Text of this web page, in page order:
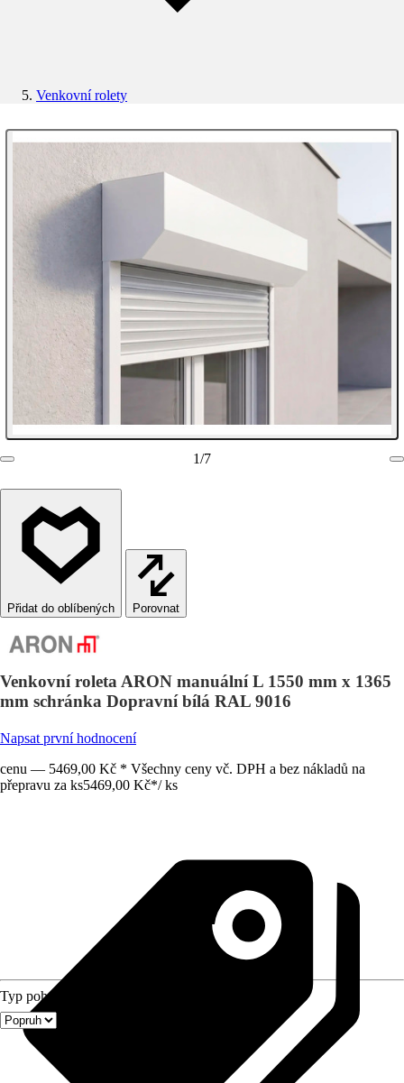
Venkovní rolety
1/7
Porovnat
Venkovní roleta ARON manuální L 1550 mm x 1365
mm schránka Dopravní bílá RAL 9016
Napsat první hodnocení
cenu — 5469,00 Kč * Všechny ceny vč. DPH a bez nákladů na
přepravu za ks5469,00 Kč*/ ks
Typ pohonu